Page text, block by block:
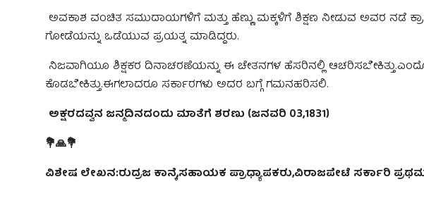
ಅವಕಾಶ ವಂಚಿತ ಸಮುದಾಯಗಳಿಗೆ ಮತ್ತು ಹೆಣ್ಣು ಮಕ್ಕಳಿಗೆ ಶಿಕ್ಷಣ ನೀಡುವ ಅವರ ನಡೆ
ಗೋಡೆಯನ್ನು ಒಡೆಯುವ ಪ್ರಯತ್ನ ಮಾಡಿದ್ದರು.
ನಿಜವಾಗಿಯೂ ಶಿಕ್ಷಕರ ದಿನಾಚರಣೆಯನ್ನು ಈ ಚೇತನಗಳ ಹೆಸರಿನಲ್ಲಿ
ಕೊಡಬೇಕಿತ್ತು.ಈಗಲಾದರೂ ಸರ್ಕಾರಗಳು ಅದರ ಬಗ್ಗೆ ಗಮನಹರಿಸಲಿ.
ಅಕ್ಷರದವ್ವನ ಜನ್ಮದಿನದಂದು ಮಾತೆಗೆ ಶರಣು (ಜನವರಿ 03,1831)
💐🙏💐
ವಿಶೇಷ ಲೇಖನ:ರುದ್ರಜ ಕಾನ್ಕೆ,ಸಹಾಯಕ ಪ್ರಾಧ್ಯಾಪಕರು,ವಿರಾಜಪೇಟೆ ಸರ್ಕಾರಿ